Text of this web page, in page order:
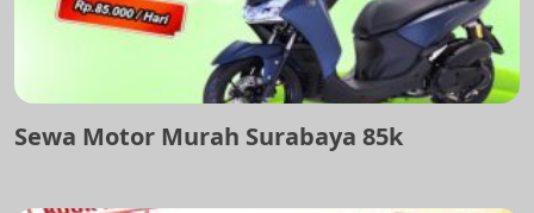
Sewa Motor Murah Surabaya 85k